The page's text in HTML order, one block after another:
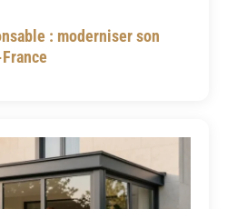
: moderniser son